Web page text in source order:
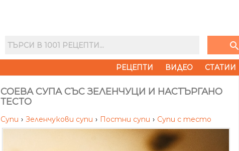
search
РЕЦЕПТИ ВИДЕО СТАТИИ
СОЕВА СУПА СЪС ЗЕЛЕНЧУЦИ И НАСТЪРГАНО
ТЕСТО
Супи › Зеленчукови супи › Постни супи › Супи с тесто